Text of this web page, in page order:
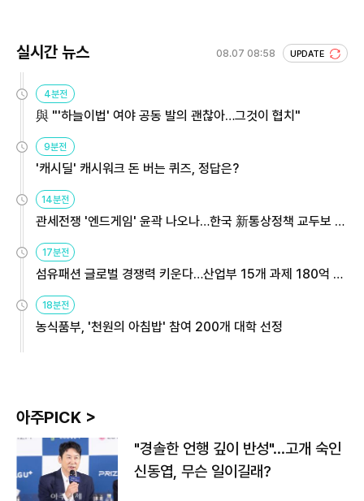
실시간 뉴스 08.07 08:58 UPDATE
4분전
與 "'하늘이법' 여야 공동 발의 괜찮아…그것이 협치"
9분전
'캐시딜' 캐시워크 돈 버는 퀴즈, 정답은?
14분전
관세전쟁 '엔드게임' 윤곽 나오나…한국 新통상정책 교두보 활
용해야
17분전
섬유패션 글로벌 경쟁력 키운다…산업부 15개 과제 180억 지
원
18분전
농식품부, '천원의 아침밥' 참여 200개 대학 선정
아주PICK >
"경솔한 언행 깊이 반성"…고개 숙인
신동엽, 무슨 일이길래?